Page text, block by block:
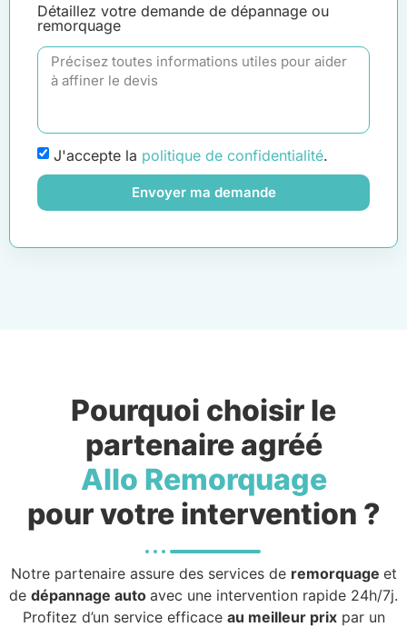
Détaillez votre demande de dépannage ou
remorquage
J'accepte la politique de confidentialité.
Envoyer ma demande
Pourquoi choisir le
partenaire agréé
Allo Remorquage
pour votre intervention ?
Notre partenaire assure des services de remorquage et
de dépannage auto avec une intervention rapide 24h/7j.
Profitez d’un service efficace au meilleur prixpar un